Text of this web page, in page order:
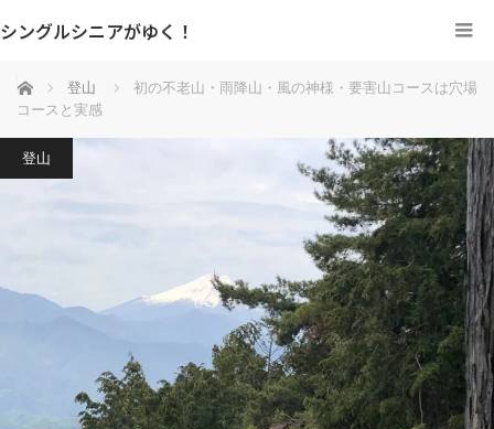
シングルシニアがゆく！
ホーム 登山
初の不老山・雨降山・風の神様・要害山コースは穴場
コースと実感
登山